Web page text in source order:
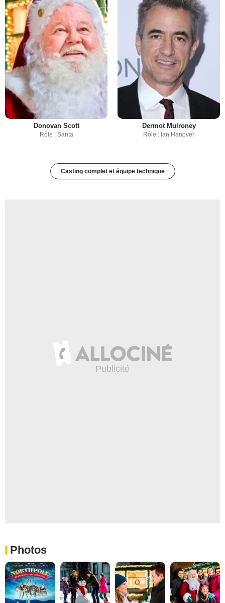
Donovan Scott
Rôle : Santa
Dermot Mulroney
Rôle : Ian Hanover
Casting complet et équipe technique
Photos